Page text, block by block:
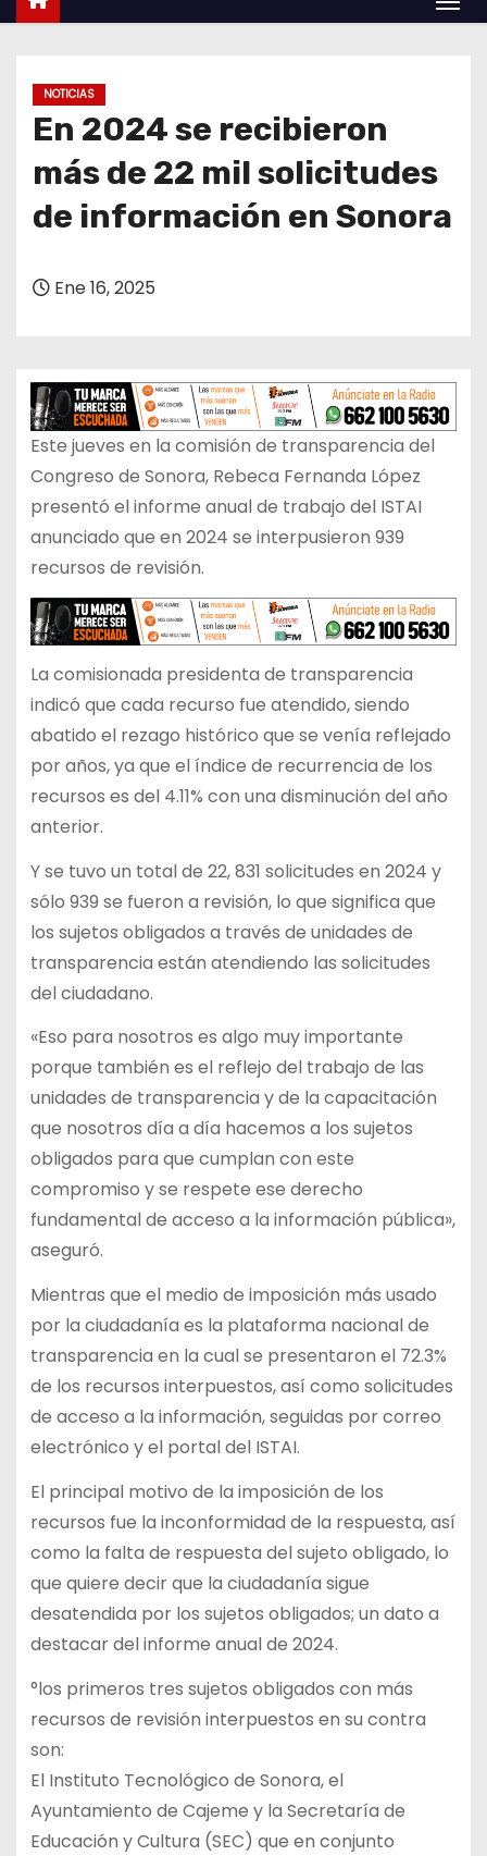
NOTICIAS
En 2024 se recibieron
más de 22 mil solicitudes
de información en Sonora
Ene 16, 2025
Este jueves en la comisión de transparencia del
Congreso de Sonora, Rebeca Fernanda López
presentó el informe anual de trabajo del ISTAI
anunciado que en 2024 se interpusieron 939
recursos de revisión.
La comisionada presidenta de transparencia
indicó que cada recurso fue atendido, siendo
abatido el rezago histórico que se venía reflejado
por años, ya que el índice de recurrencia de los
recursos es del 4.11% con una disminución del año
anterior.
Y se tuvo un total de 22, 831 solicitudes en 2024 y
sólo 939 se fueron a revisión, lo que significa que
los sujetos obligados a través de unidades de
transparencia están atendiendo las solicitudes
del ciudadano.
«Eso para nosotros es algo muy importante
porque también es el reflejo del trabajo de las
unidades de transparencia y de la capacitación
que nosotros día a día hacemos a los sujetos
obligados para que cumplan con este
compromiso y se respete ese derecho
fundamental de acceso a la información pública»,
aseguró.
Mientras que el medio de imposición más usado
por la ciudadanía es la plataforma nacional de
transparencia en la cual se presentaron el 72.3%
de los recursos interpuestos, así como solicitudes
de acceso a la información, seguidas por correo
electrónico y el portal del ISTAI.
El principal motivo de la imposición de los
recursos fue la inconformidad de la respuesta, así
como la falta de respuesta del sujeto obligado, lo
que quiere decir que la ciudadanía sigue
desatendida por los sujetos obligados; un dato a
destacar del informe anual de 2024.
°los primeros tres sujetos obligados con más
recursos de revisión interpuestos en su contra
son:
El Instituto Tecnológico de Sonora, el
Ayuntamiento de Cajeme y la Secretaría de
Educación y Cultura (SEC) que en conjunto